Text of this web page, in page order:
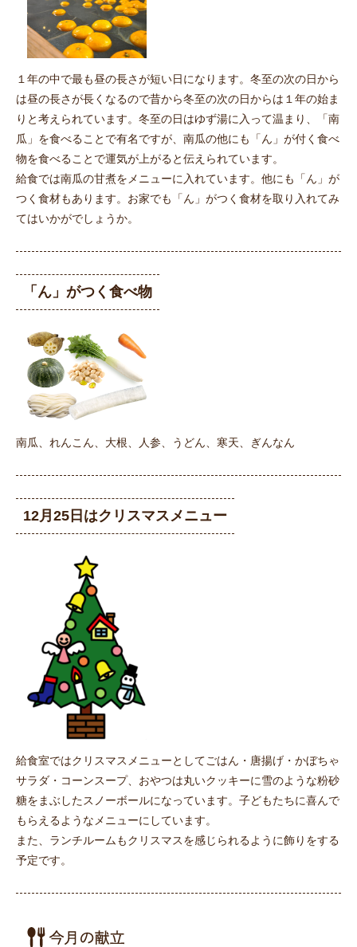
１年の中で最も昼の長さが短い日になります。冬至の次の日から
は昼の長さが長くなるので昔から冬至の次の日からは１年の始ま
りと考えられています。冬至の日はゆず湯に入って温まり、「南
瓜」を食べることで有名ですが、南瓜の他にも「ん」が付く食べ
物を食べることで運気が上がると伝えられています。
給食では南瓜の甘煮をメニューに入れています。他にも「ん」が
つく食材もあります。お家でも「ん」がつく食材を取り入れてみ
てはいかがでしょうか。
「ん」がつく食べ物
南瓜、れんこん、大根、人参、うどん、寒天、ぎんなん
12月25日はクリスマスメニュー
給食室ではクリスマスメニューとしてごはん・唐揚げ・かぼちゃ
サラダ・コーンスープ、おやつは丸いクッキーに雪のような粉砂
糖をまぶしたスノーボールになっています。子どもたちに喜んで
もらえるようなメニューにしています。
また、ランチルームもクリスマスを感じられるように飾りをする
予定です。